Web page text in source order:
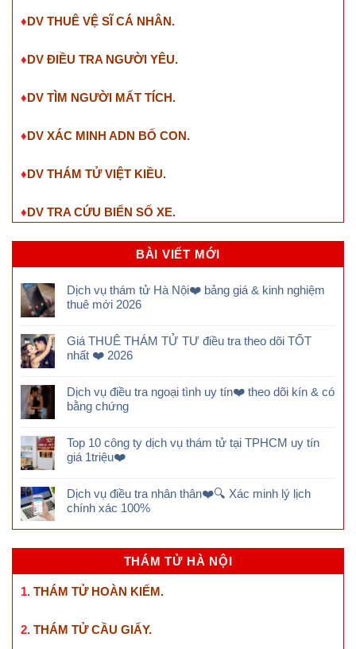
♦DV THUÊ VỆ SĨ CÁ NHÂN.
♦DV ĐIỀU TRA NGƯỜI YÊU.
♦DV TÌM NGƯỜI MẤT TÍCH.
♦DV XÁC MINH ADN BỐ CON.
♦DV THÁM TỬ VIỆT KIỀU.
♦DV TRA CỨU BIỂN SỐ XE.
BÀI VIẾT MỚI
Dịch vụ thám tử Hà Nội❤️ bảng giá & kinh nghiệm
thuê mới 2026
Giá THUÊ THÁM TỬ TƯ điều tra theo dõi TỐT
nhất ❤️ 2026
Dịch vụ điều tra ngoại tình uy tín❤️ theo dõi kín & có
bằng chứng
Top 10 công ty dịch vụ thám tử tại TPHCM uy tín
giá 1triệu❤️
Dịch vụ điều tra nhân thân❤️🔍 Xác minh lý lịch
chính xác 100%
THÁM TỬ HÀ NỘI
1. THÁM TỬ HOÀN KIẾM.
2. THÁM TỬ CẦU GIẤY.